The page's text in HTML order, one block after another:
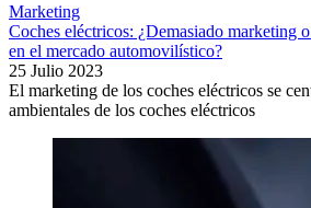
Marketing
Coches eléctricos: ¿Demasiado marketing
en el mercado automovilístico?
25 Julio 2023
El marketing de los coches eléctricos se
ambientales de los coches eléctricos